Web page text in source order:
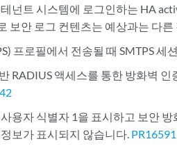
넌트 시스템에 로그인하는 HA
보안 로그 컨텐츠는 예상과는 다른
프로필에서 전송될 때 SMTPS 세
RADIUS 액세스를 통한 방화벽
용자 식별자 1을 표시하고 보안
보가 표시되지 않습니다.